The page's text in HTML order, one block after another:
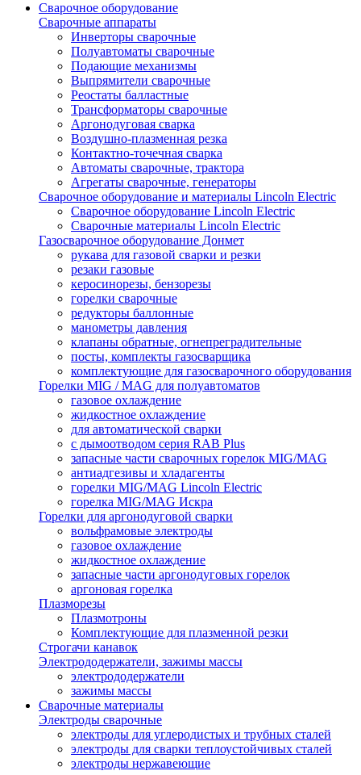
Сварочное оборудование
Сварочные аппараты
Инверторы сварочные
Полуавтоматы сварочные
Подающие механизмы
Выпрямители сварочные
Реостаты балластные
Трансформаторы сварочные
Аргонодуговая сварка
Воздушно-плазменная резка
Контактно-точечная сварка
Автоматы сварочные, трактора
Агрегаты сварочные, генераторы
Сварочное оборудование и материалы Lincoln Electric
Сварочное оборудование Lincoln Electric
Сварочные материалы Lincoln Electric
Газосварочное оборудование Донмет
рукава для газовой сварки и резки
резаки газовые
керосинорезы, бензорезы
горелки сварочные
редукторы баллонные
манометры давления
клапаны обратные, огнепреградительные
посты, комплекты газосварщика
комплектующие для газосварочного оборудования
Горелки MIG / MAG для полуавтоматов
газовое охлаждение
жидкостное охлаждение
для автоматической сварки
с дымоотводом серия RAB Plus
запасные части сварочных горелок MIG/MAG
антиадгезивы и хладагенты
горелки MIG/MAG Lincoln Electric
горелка MIG/MAG Искра
Горелки для аргонодуговой сварки
вольфрамовые электроды
газовое охлаждение
жидкостное охлаждение
запасные части аргонодуговых горелок
аргоновая горелка
Плазморезы
Плазмотроны
Комплектующие для плазменной резки
Строгачи канавок
Электрододержатели, зажимы массы
электрододержатели
зажимы массы
Сварочные материалы
Электроды сварочные
электроды для углеродистых и трубных сталей
электроды для сварки теплоустойчивых сталей
электроды нержавеющие